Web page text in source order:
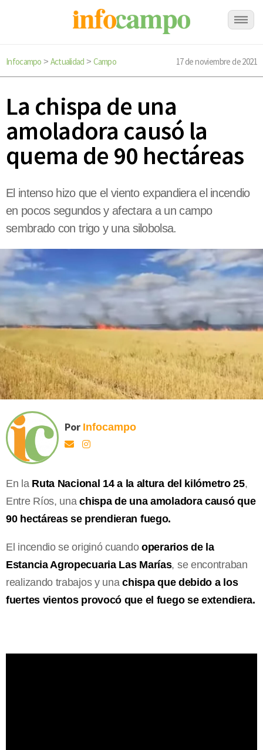
Infocampo > Actualidad > Campo 17 de noviembre de 2021
La chispa de una
amoladora causó la
quema de 90 hectáreas
El intenso hizo que el viento expandiera el incendio
en pocos segundos y afectara a un campo
sembrado con trigo y una silobolsa.
Por Infocampo
En la Ruta Nacional 14 a la altura del kilómetro 25,
Entre Ríos, unachispa de una amoladora causó que
90 hectáreas se prendieran fuego.
El incendio se originó cuando operarios de la
Estancia Agropecuaria Las Marías, se encontraban
realizando trabajos y unachispa que debido a los
fuertes vientos provocó que el fuego se extendiera.